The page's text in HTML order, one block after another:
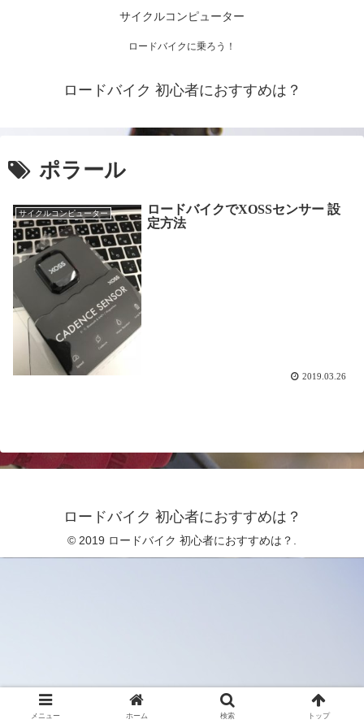
ロードバイクに乗ろう！
ロードバイク 初心者におすすめは？
サイクルコンピューター
ポラール
サイクルコンピューター
ロードバイクでXOSSセンサー 設
定方法
2019.03.26
ロードバイク 初心者におすすめは？
© 2019 ロードバイク 初心者におすすめは？.
メニュー ホーム 検索 トップ